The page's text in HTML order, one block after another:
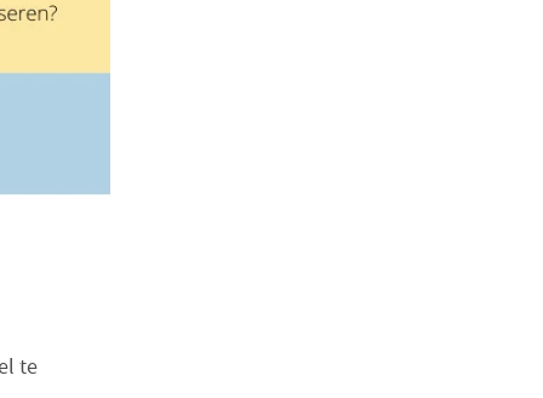
te